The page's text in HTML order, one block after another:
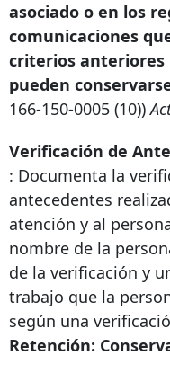
asociado o en los
comunicaciones
criterios anteriores
pueden
166-150-0005 (10))
Verificación de
: Documenta la
antecedentes
atención y al
nombre de la
de la verificación y
trabajo que la
según una
Retención: